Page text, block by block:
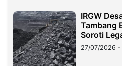
IRGW
Tambang
Soroti
Stockpile
27/07/2026 -